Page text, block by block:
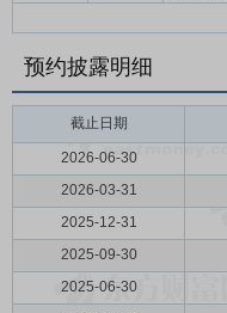
预约披露明细
截止日期
2026-06-30
2026-03-31
2025-12-31
2025-09-30
2025-06-30